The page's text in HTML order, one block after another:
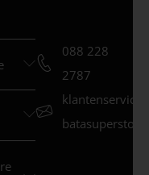
088 228
2787